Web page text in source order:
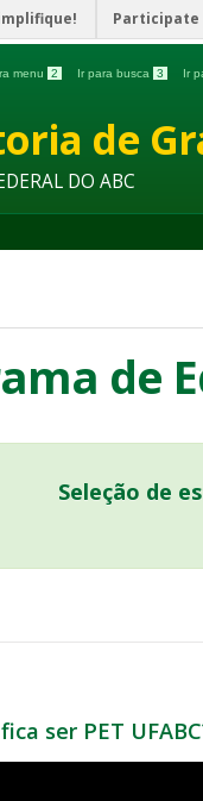
Participate
menu 2 Ir para busca 3 Ir
de
DO ABC
de
Seleção de
ser PET